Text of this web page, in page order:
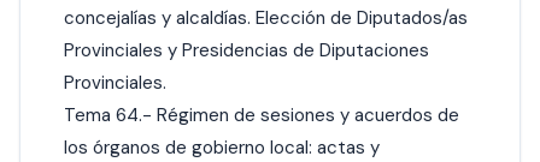
concejalías y alcaldías. Elección de Diputados/as
Provinciales y Presidencias de Diputaciones
Provinciales.
Tema 64.- Régimen de sesiones y acuerdos de
los órganos de gobierno local: actas y